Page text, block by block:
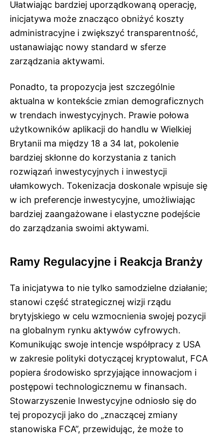
Ułatwiając bardziej uporządkowaną operację,
inicjatywa może znacząco obniżyć koszty
administracyjne i zwiększyć transparentność,
ustanawiając nowy standard w sferze
zarządzania aktywami.
Ponadto, ta propozycja jest szczególnie
aktualna w kontekście zmian demograficznych
w trendach inwestycyjnych. Prawie połowa
użytkowników aplikacji do handlu w Wielkiej
Brytanii ma między 18 a 34 lat, pokolenie
bardziej skłonne do korzystania z tanich
rozwiązań inwestycyjnych i inwestycji
ułamkowych. Tokenizacja doskonale wpisuje się
w ich preferencje inwestycyjne, umożliwiając
bardziej zaangażowane i elastyczne podejście
do zarządzania swoimi aktywami.
Ramy Regulacyjne i Reakcja Branży
Ta inicjatywa to nie tylko samodzielne działanie;
stanowi część strategicznej wizji rządu
brytyjskiego w celu wzmocnienia swojej pozycji
na globalnym rynku aktywów cyfrowych.
Komunikując swoje intencje współpracy z USA
w zakresie polityki dotyczącej kryptowalut, FCA
popiera środowisko sprzyjające innowacjom i
postępowi technologicznemu w finansach.
Stowarzyszenie Inwestycyjne odniosło się do
tej propozycji jako do „znaczącej zmiany
stanowiska FCA”, przewidując, że może to